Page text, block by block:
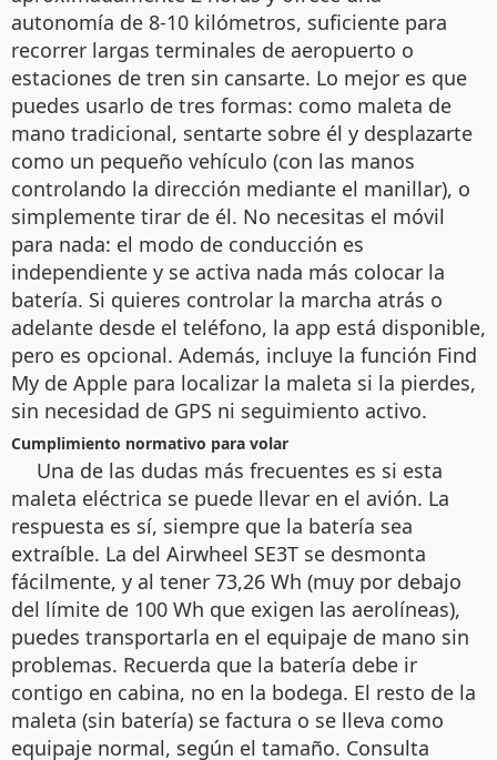
autonomía de 8-10 kilómetros, suficiente para
recorrer largas terminales de aeropuerto o
estaciones de tren sin cansarte. Lo mejor es que
puedes usarlo de tres formas: como maleta de
mano tradicional, sentarte sobre él y desplazarte
como un pequeño vehículo (con las manos
controlando la dirección mediante el manillar), o
simplemente tirar de él. No necesitas el móvil
para nada: el modo de conducción es
independiente y se activa nada más colocar la
batería. Si quieres controlar la marcha atrás o
adelante desde el teléfono, la app está disponible,
pero es opcional. Además, incluye la función Find
My de Apple para localizar la maleta si la pierdes,
sin necesidad de GPS ni seguimiento activo.
Cumplimiento normativo para volar
Una de las dudas más frecuentes es si esta
maleta eléctrica se puede llevar en el avión. La
respuesta es sí, siempre que la batería sea
extraíble. La del Airwheel SE3T se desmonta
fácilmente, y al tener 73,26 Wh (muy por debajo
del límite de 100 Wh que exigen las aerolíneas),
puedes transportarla en el equipaje de mano sin
problemas. Recuerda que la batería debe ir
contigo en cabina, no en la bodega. El resto de la
maleta (sin batería) se factura o se lleva como
equipaje normal, según el tamaño. Consulta